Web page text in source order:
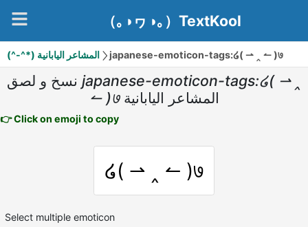
（｡◑ヮ◑｡）TextKool
(^-^*) المشاعر اليابانية japanese-emoticon-tags:໒( ⇀ ‸ ↼ )७
نسخ و لصق japanese-emoticon-tags:໒( ⇀ ‸
↼ )७ المشاعر اليابانية
👉 Click on emoji to copy
໒( ⇀ ‸ ↼ )७
Select multiple emoticon